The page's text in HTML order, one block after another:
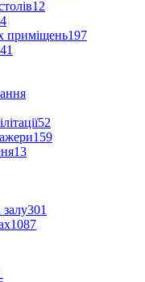
12
приміщень197
52
159
13
залу301
1087